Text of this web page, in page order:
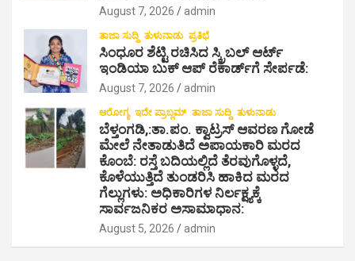
August 7, 2026 admin
ತಾಜಾ ಸುದ್ದಿ ತುಳುನಾಡು ಪ್ರತಿಭೆ
ಸಿಂಧೂರ ಶೆಟ್ಟಿ ರಚಿಸಿದ ಸ್ಕ್ರಿಬಲ್ ಆರ್ಟ್
ಇಂಡಿಯಾ ಬುಕ್ ಆಪ್ ರೆಕಾರ್ಡ್‌ಗೆ ಸೇರ್ಪಡೆ:
August 7, 2026 admin
ಆರೋಗ್ಯ ಇದೇ ಪ್ರಾಬ್ಲಮ್ ತಾಜಾ ಸುದ್ದಿ ತುಳುನಾಡು
ಬೆಳ್ತಂಗಡಿ,:ತಾ.ಪಂ‌. ಕ್ವಾಟ್ರಸ್ ಆವರಣ ಗೋಡೆ
ಮೇಲೆ ನೇತಾಡುತಿದೆ ಅಪಾಯಕಾರಿ ಮರದ
ಕೊಂಬೆ: ರಸ್ತೆ ಬದಿಯಲ್ಲಿದೆ ತೆರವುಗೊಳ್ಳದೆ,
ಕೊಳೆಯುತ್ತಿದೆ ತುಂಡರಿಸಿ ಹಾಕಿದ ಮರದ
ಗೆಲ್ಲುಗಳು: ಅಧಿಕಾರಿಗಳ ನಿರ್ಲಕ್ಷ್ಯಕ್ಕೆ
ಸಾರ್ವಜನಿಕರ ಅಸಾಮಾಧಾನ:
August 5, 2026 admin